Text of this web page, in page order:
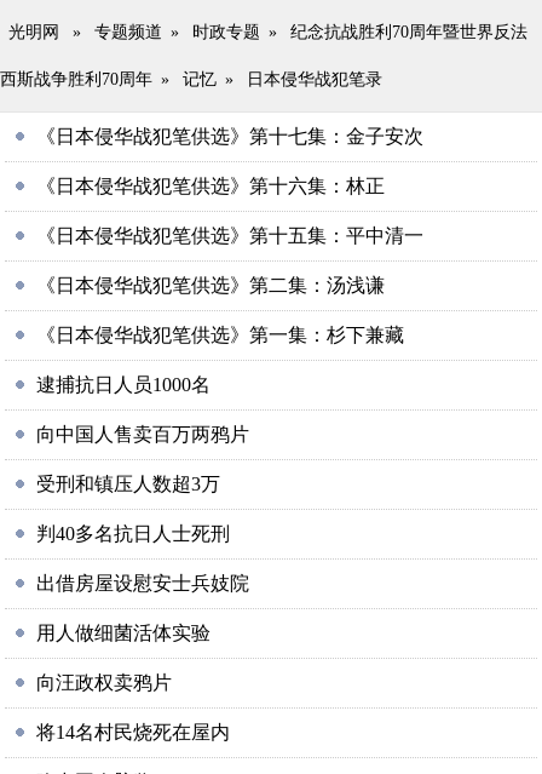
光明网 » 专题频道 » 时政专题 » 纪念抗战胜利70周年暨世界反法
西斯战争胜利70周年 » 记忆 » 日本侵华战犯笔录
《日本侵华战犯笔供选》第十七集：金子安次
《日本侵华战犯笔供选》第十六集：林正
《日本侵华战犯笔供选》第十五集：平中清一
《日本侵华战犯笔供选》第二集：汤浅谦
《日本侵华战犯笔供选》第一集：杉下兼藏
逮捕抗日人员1000名
向中国人售卖百万两鸦片
受刑和镇压人数超3万
判40多名抗日人士死刑
出借房屋设慰安士兵妓院
用人做细菌活体实验
向汪政权卖鸦片
将14名村民烧死在屋内